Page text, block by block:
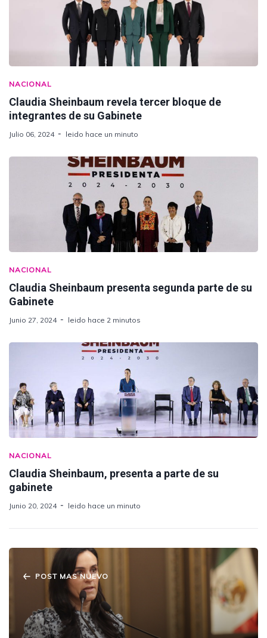
NACIONAL
Claudia Sheinbaum revela tercer bloque de
integrantes de su Gabinete
Julio 06, 2024 leido hace un minuto
NACIONAL
Claudia Sheinbaum presenta segunda parte de su
Gabinete
Junio 27, 2024 leido hace 2 minutos
NACIONAL
Claudia Sheinbaum, presenta a parte de su
gabinete
Junio 20, 2024 leido hace un minuto
POST MAS NUEVO
Presentan en el Congreso del Estado,
Iniciativa para que en centros educativos se
promuevan acciones a favor del bienestar